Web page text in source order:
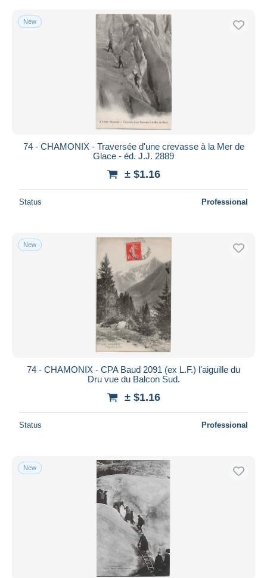
New
74 - CHAMONIX - Traversée d'une crevasse à la Mer de
Glace - éd. J.J. 2889
± $1.16
Status Professional
New
74 - CHAMONIX - CPA Baud 2091 (ex L.F.) l'aiguille du
Dru vue du Balcon Sud.
± $1.16
Status Professional
New